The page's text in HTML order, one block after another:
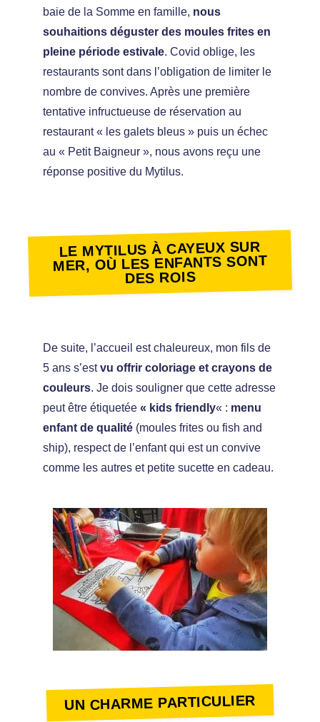
baie de la Somme en famille, nous
souhaitions déguster des moules frites en
pleine période estivale. Covid oblige, les
restaurants sont dans l’obligation de limiter le
nombre de convives. Après une première
tentative infructueuse de réservation au
restaurant « les galets bleus » puis un échec
au « Petit Baigneur », nous avons reçu une
réponse positive du Mytilus.
LE MYTILUS À CAYEUX SUR
MER, OÙ LES ENFANTS SONT
DES ROIS
De suite, l’accueil est chaleureux, mon fils de
5 ans s’estvu offrir coloriage et crayons de
couleurs. Je dois souligner que cette adresse
peut être étiquetée « kids friendly« : menu
enfant de qualité (moules frites ou fish and
ship), respect de l’enfant qui est un convive
comme les autres et petite sucette en cadeau.
UN CHARME PARTICULIER